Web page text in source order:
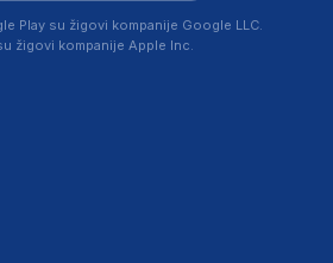
Play su žigovi kompanije Google LLC.
žigovi kompanije Apple Inc.